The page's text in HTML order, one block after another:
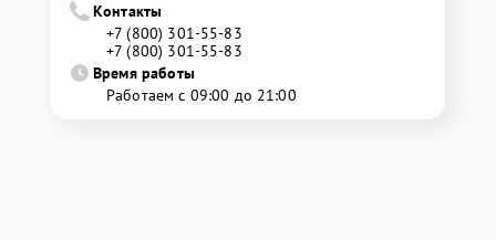
Контакты
+7 (800) 301-55-83
+7 (800) 301-55-83
Время работы
Работаем с 09:00 до 21:00